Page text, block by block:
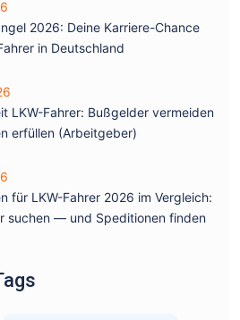
2026: Deine Karriere-Chance
in Deutschland
LKW-Fahrer: Bußgelder vermeiden
erfüllen (Arbeitgeber)
für LKW-Fahrer 2026 im Vergleich:
suchen — und Speditionen finden